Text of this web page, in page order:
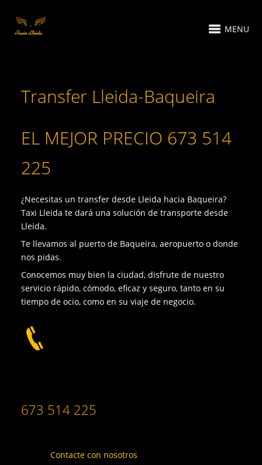
MENU
Transfer Lleida-Baqueira
EL MEJOR PRECIO 673 514
225
¿Necesitas un transfer desde Lleida hacia Baqueira?
Taxi Lleida te dará una solución de transporte desde
Lleida.
Te llevamos al puerto de Baqueira, aeropuerto o donde
nos pidas.
Conocemos muy bien la ciudad, disfrute de nuestro
servicio rápido, cómodo, eficaz y seguro, tanto en su
tiempo de ocio, como en su viaje de negocio.
673 514 225
Contacte con nosotros